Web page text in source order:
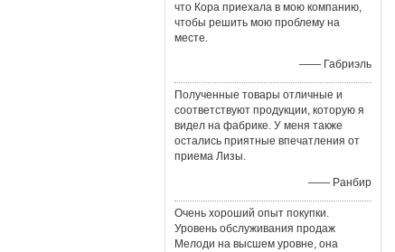
что Кора приехала в мою компанию,
чтобы решить мою проблему на
месте.
—— Габриэль
Полученные товары отличные и
соответствуют продукции, которую я
видел на фабрике. У меня также
остались приятные впечатления от
приема Лизы.
—— Ранбир
Очень хороший опыт покупки.
Уровень обслуживания продаж
Мелоди на высшем уровне, она